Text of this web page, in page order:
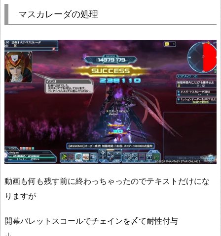
マスカレーダの処理
動画も何も残す前に終わっちゃったのでテキストだけにな
りますが
開幕バレットスコールでチェインを〆て耐性付与